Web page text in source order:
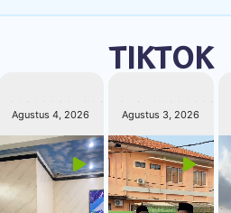
TIKTOK
Agustus 4, 2026 Agustus 3, 2026